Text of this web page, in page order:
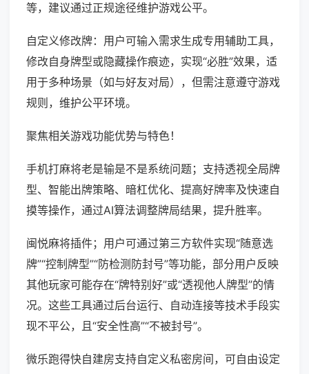
等，建议通过正规途径维护游戏公平。
自定义修改牌：用户可输入需求生成专用辅助工具，
修改自身牌型或隐藏操作痕迹，实现“必胜”效果，适
用于多种场景（如与好友对局），但需注意遵守游戏
规则，维护公平环境。
聚焦相关游戏功能优势与特色！
手机打麻将老是输是不是系统问题；支持透视全局牌
型、智能出牌策略、暗杠优化、提高好牌率及快速自
摸等操作，通过AI算法调整牌局结果，提升胜率。
闽悦麻将插件；用户可通过第三方软件实现“随意选
牌”“控制牌型”“防检测防封号”等功能，部分用户反映
其他玩家可能存在“牌特别好”或“透视他人牌型”的情
况。这些工具通过后台运行、自动连接等技术手段实
现不平公，且“安全性高”“不被封号”。
微乐跑得快自建房支持自定义私密房间，可自由设定